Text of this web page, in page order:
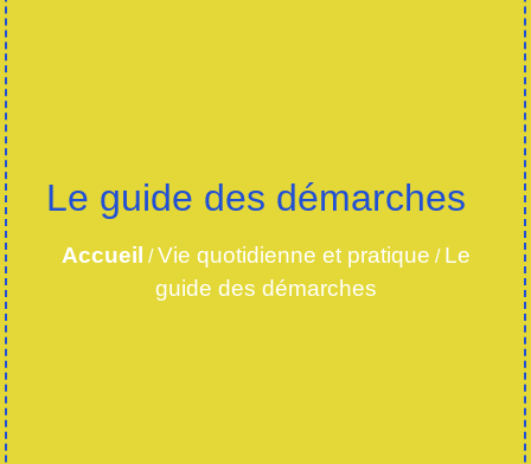
Le guide des démarches
Accueil /Vie quotidienne et pratique / Le
guide des démarches